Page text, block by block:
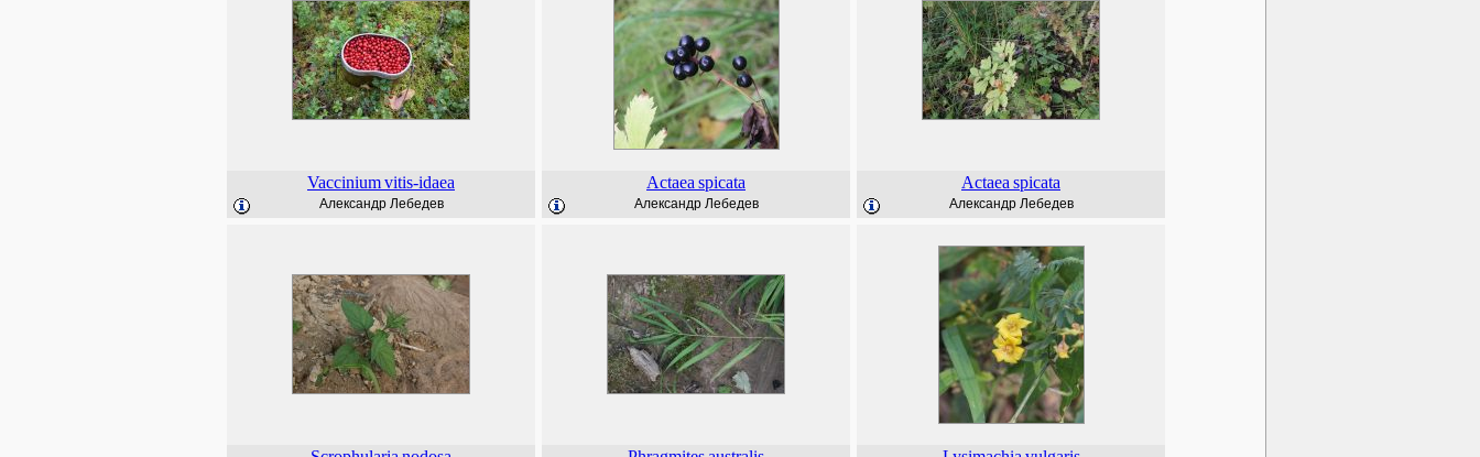
Vacciniumvitis-idaea
Александр Лебедев
Actaea spicata
Александр Лебедев
Actaea spicata
Александр Лебедев